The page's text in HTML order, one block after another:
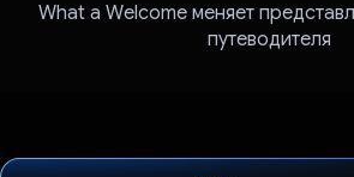
What a Welcome меняет
путеводителя